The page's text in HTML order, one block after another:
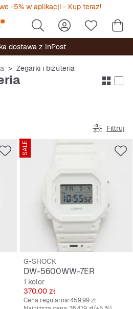
-5% w aplikacji - Kup teraz!
dostawa z InPost
Zegarki i biżuteria
Filtruj
SALE
G-SHOCK
DW-5600WW-7ER
1 kolor
Cena
370,00 zł
Cena regularna:459,99 zł